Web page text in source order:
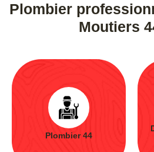
Plombier
Moutiers
Plombier 44